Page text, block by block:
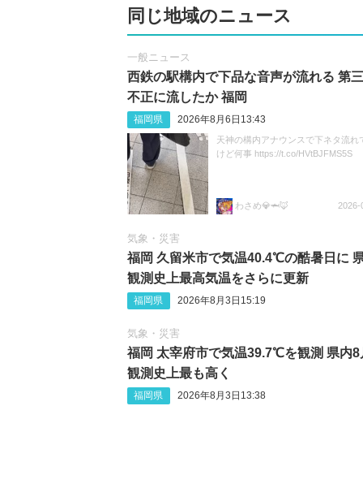
同じ地域のニュース
一般ニュース
西鉄の駅構内で下品な音声が流れる 第
不正に流したか 福岡
福岡県 2026年8月6日13:43
天神の構内アナウンスで下ネタ流れ
けど何事 https://t.co/HVtBJFMS5S
わさめ💎🦈🦊 2026-
気象・災害
福岡 久留米市で気温40.4℃の酷暑日に
観測史上最高気温をさらに更新
福岡県 2026年8月3日15:19
気象・災害
福岡 太宰府市で気温39.7℃を観測 県内8
観測史上最も高く
福岡県 2026年8月3日13:38